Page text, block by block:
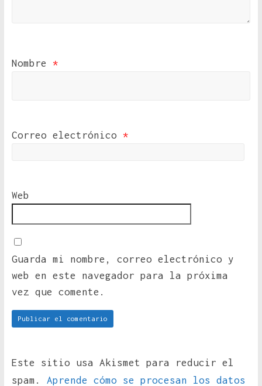
Nombre *
Correo electrónico *
Web
Guarda mi nombre, correo electrónico y
web en este navegador para la próxima
vez que comente.
Este sitio usa Akismet para reducir el
spam. Aprende cómo se procesan los datos